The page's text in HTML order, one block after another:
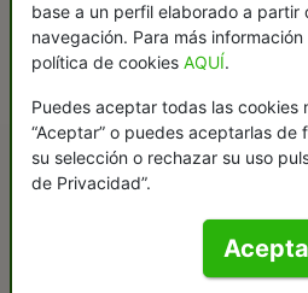
base a un perfil elaborado a partir
navegación. Para más
política de cookies AQUÍ.
Puedes aceptar todas las cookies
“Aceptar” o puedes aceptarlas
su selección o rechazar su uso
de Privacidad”.